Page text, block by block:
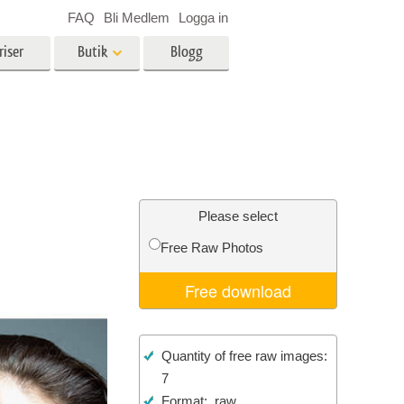
Foto restaurering
Butik Blogg
FAQ Bli Medlem Logga in
Please select
Free Raw Photos
Free download
Quantity of free raw images:
7
Format: .raw